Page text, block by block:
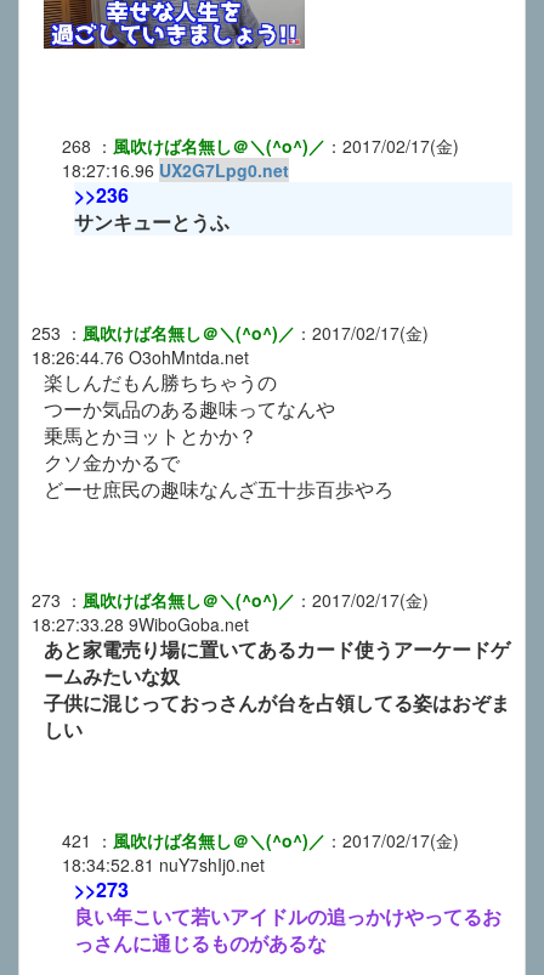
268 ： 風吹けば名無し＠＼(^o^)／ ： 2017/02/17(金)
18:27:16.96 UX2G7Lpg0.net
>>236
サンキューとうふ
253 ： 風吹けば名無し＠＼(^o^)／ ： 2017/02/17(金)
18:26:44.76 O3ohMntda.net
楽しんだもん勝ちちゃうの
つーか気品のある趣味ってなんや
乗馬とかヨットとかか？
クソ金かかるで
どーせ庶民の趣味なんざ五十歩百歩やろ
273 ： 風吹けば名無し＠＼(^o^)／ ： 2017/02/17(金)
18:27:33.28 9WiboGoba.net
あと家電売り場に置いてあるカード使うアーケードゲ
ームみたいな奴
子供に混じっておっさんが台を占領してる姿はおぞま
しい
421 ： 風吹けば名無し＠＼(^o^)／ ： 2017/02/17(金)
18:34:52.81 nuY7shIj0.net
>>273
良い年こいて若いアイドルの追っかけやってるお
っさんに通じるものがあるな